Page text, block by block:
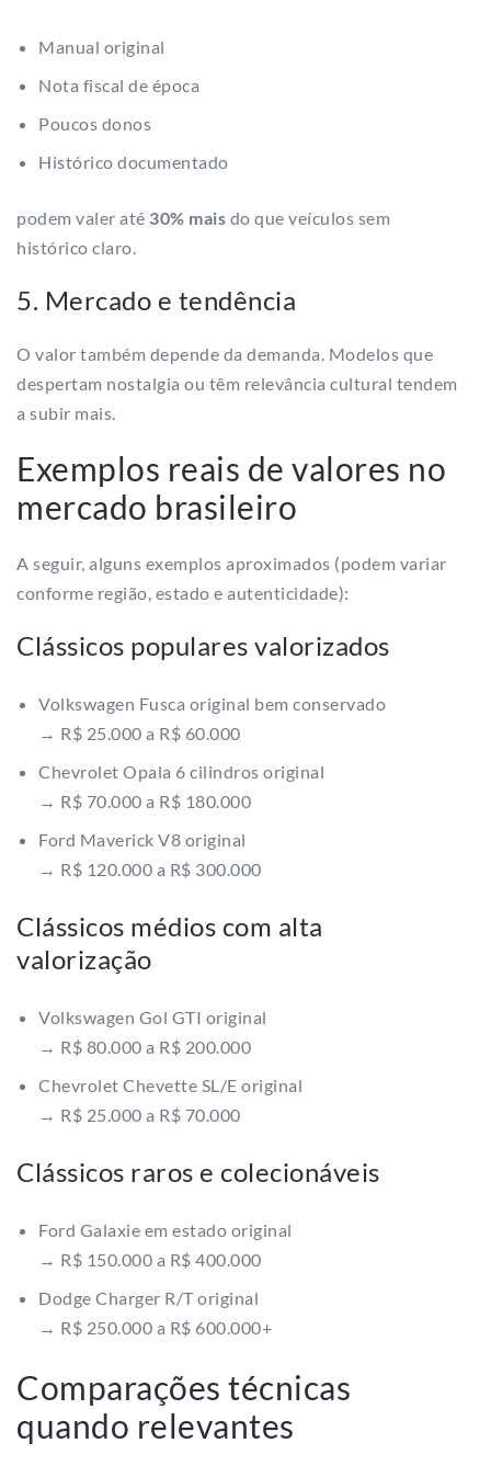
Manual original
Nota fiscal de época
Poucos donos
Histórico documentado
podem valer até 30% mais do que veículos sem
histórico claro.
5. Mercado e tendência
O valor também depende da demanda. Modelos que
despertam nostalgia ou têm relevância cultural tendem
a subir mais.
Exemplos reais de valores no
mercado brasileiro
A seguir, alguns exemplos aproximados (podem variar
conforme região, estado e autenticidade):
Clássicos populares valorizados
Volkswagen Fusca original bem conservado
→ R$ 25.000 a R$ 60.000
Chevrolet Opala 6 cilindros original
→ R$ 70.000 a R$ 180.000
Ford Maverick V8 original
→ R$ 120.000 a R$ 300.000
Clássicos médios com alta
valorização
Volkswagen Gol GTI original
→ R$ 80.000 a R$ 200.000
Chevrolet Chevette SL/E original
→ R$ 25.000 a R$ 70.000
Clássicos raros e colecionáveis
Ford Galaxie em estado original
→ R$ 150.000 a R$ 400.000
Dodge Charger R/T original
→ R$ 250.000 a R$ 600.000+
Comparações técnicas
quando relevantes